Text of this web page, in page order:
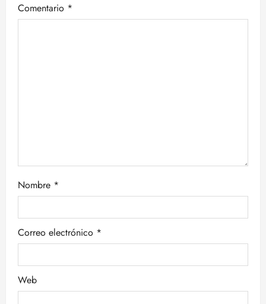
Comentario *
Nombre *
Correo electrónico *
Web